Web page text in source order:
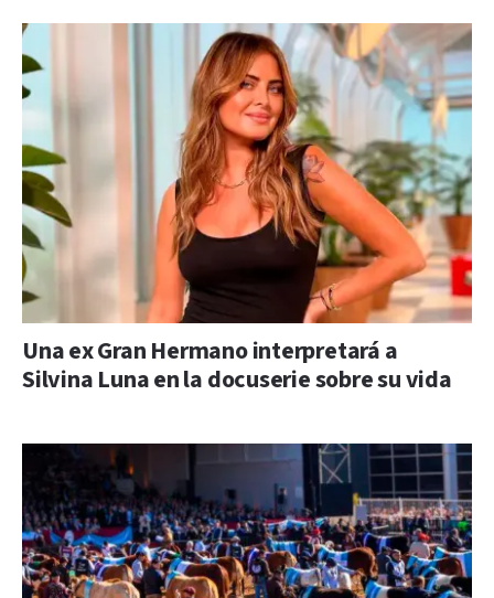
Una ex Gran Hermano interpretará a
Silvina Luna en la docuserie sobre su vida